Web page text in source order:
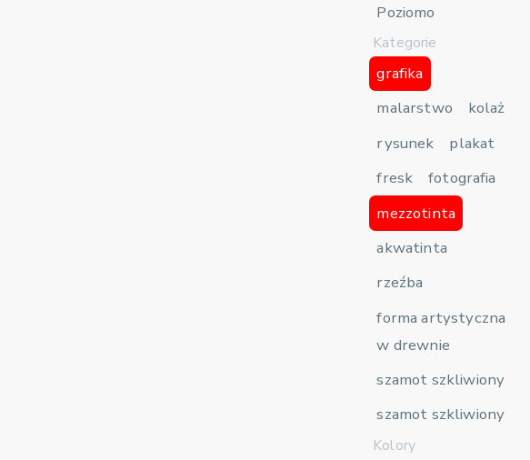
Poziomo
Kategorie
grafika
malarstwo
kolaż
rysunek
plakat
fresk
fotografia
mezzotinta
akwatinta
rzeźba
forma artystyczna
w drewnie
szamot szkliwiony
szamot szkliwiony
Kolory